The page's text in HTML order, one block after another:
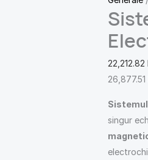
22,212.82
26,877.51
singur